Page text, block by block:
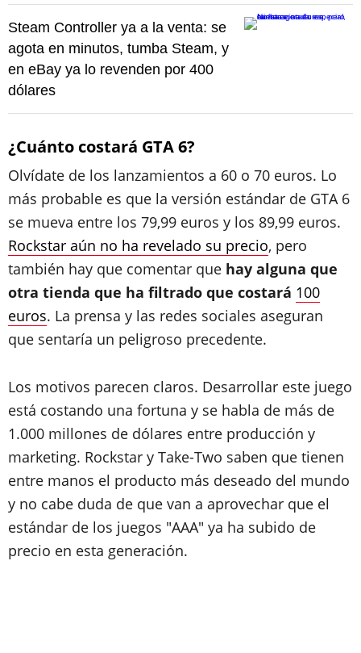
Steam Controller ya a la venta: se
agota en minutos, tumba Steam, y
en eBay ya lo revenden por 400
dólares
¿Cuánto costará GTA 6?
Olvídate de los lanzamientos a 60 o 70 euros. Lo
más probable es que la versión estándar de GTA 6
se mueva entre los 79,99 euros y los 89,99 euros.
Rockstar aún no ha revelado su precio, pero
también hay que comentar que hay alguna que
otra tienda que ha filtrado que costará 100
euros. La prensa y las redes sociales aseguran
que sentaría un peligroso precedente.
Los motivos parecen claros. Desarrollar este juego
está costando una fortuna y se habla de más de
1.000 millones de dólares entre producción y
marketing. Rockstar y Take-Two saben que tienen
entre manos el producto más deseado del mundo
y no cabe duda de que van a aprovechar que el
estándar de los juegos "AAA" ya ha subido de
precio en esta generación.